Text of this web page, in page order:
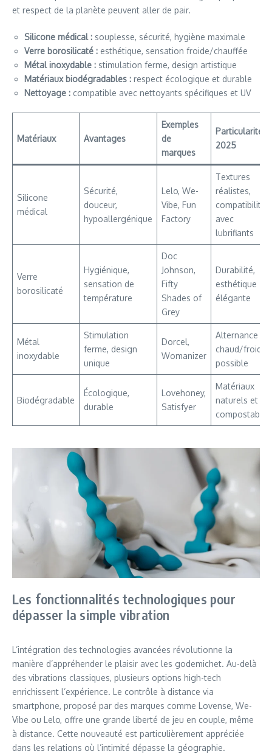
et respect de la planète peuvent aller de pair.
Silicone médical : souplesse, sécurité, hygiène maximale
Verre borosilicaté : esthétique, sensation froide/chauffée
Métal inoxydable : stimulation ferme, design artistique
Matériaux biodégradables : respect écologique et durable
Nettoyage : compatible avec nettoyants spécifiques et UV
Matériaux Avantages
Exemples
de
marques
Particularités
2025
Silicone
médical
Sécurité,
douceur,
hypoallergénique
Lelo, We-
Vibe, Fun
Factory
Textures
réalistes,
compatibilité
avec
lubrifiants
Verre
borosilicaté
Hygiénique,
sensation de
température
Doc
Johnson,
Fifty
Shades of
Grey
Durabilité,
esthétique
élégante
Métal
inoxydable
Stimulation
ferme, design
unique
Dorcel,
Womanizer
Alternance
chaud/froid
possible
Biodégradable
Écologique,
durable
Lovehoney,
Satisfyer
Matériaux
naturels et
compostables
Les fonctionnalités technologiques pour
dépasser la simple vibration
L’intégration des technologies avancées révolutionne la
manière d’appréhender le plaisir avec les godemichet. Au-delà
des vibrations classiques, plusieurs options high-tech
enrichissent l’expérience. Le contrôle à distance via
smartphone, proposé par des marques comme Lovense, We-
Vibe ou Lelo, offre une grande liberté de jeu en couple, même
à distance. Cette nouveauté est particulièrement appréciée
dans les relations où l’intimité dépasse la géographie.